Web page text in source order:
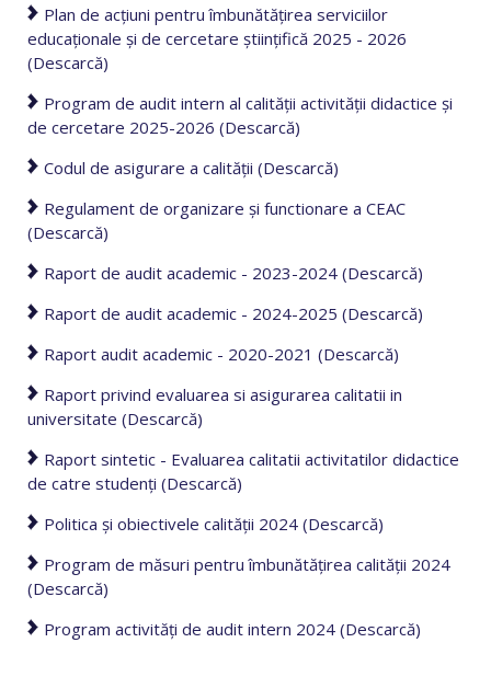
Plan de acțiuni pentru îmbunătățirea serviciilor
educaționale și de cercetare științifică 2025 - 2026
(Descarcă)
Program de audit intern al calității activității didactice și
de cercetare 2025-2026 (Descarcă)
Codul de asigurare a calității (Descarcă)
Regulament de organizare și functionare a CEAC
(Descarcă)
Raport de audit academic - 2023-2024 (Descarcă)
Raport de audit academic - 2024-2025 (Descarcă)
Raport audit academic - 2020-2021 (Descarcă)
Raport privind evaluarea si asigurarea calitatii in
universitate (Descarcă)
Raport sintetic - Evaluarea calitatii activitatilor didactice
de catre studenți (Descarcă)
Politica şi obiectivele calităţii 2024 (Descarcă)
Program de măsuri pentru îmbunătăţirea calităţii 2024
(Descarcă)
Program activităţi de audit intern 2024 (Descarcă)